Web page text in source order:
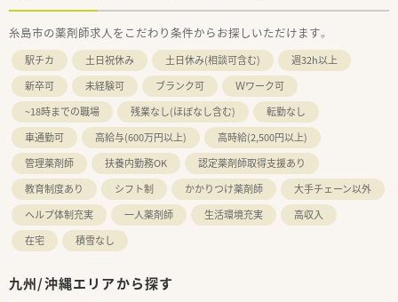
糸島市の薬剤師求人をこだわり条件からお探しいただけます。
駅チカ 土日祝休み 土日休み(相談可含む)
週32h以上
新卒可
未経験可 ブランク可
Ｗワーク可
~18時までの職場
残業なし(ほぼなし含む)
転勤なし
車通勤可
高給与(600万円以上)
高時給(2,500円以上)
管理薬剤師
扶養内勤務OK
認定薬剤師取得支援あり
教育制度あり
シフト制 かかりつけ薬剤師
大手チェーン以外
ヘルプ体制充実
一人薬剤師 生活環境充実
高収入
在宅
積雪なし
九州/沖縄エリアから探す